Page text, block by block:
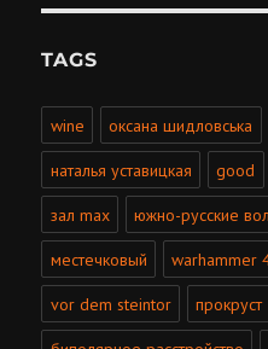
TAGS
wine оксана шидловська
наталья уставицкая good
зал max южно-русские
местечковый warhammer
vor dem steintor прокруст